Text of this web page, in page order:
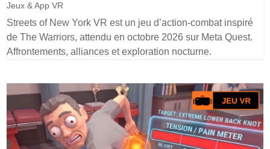
Jeux & App VR
Streets of New York VR est un jeu d’action-combat inspiré
de The Warriors, attendu en octobre 2026 sur Meta Quest.
Affrontements, alliances et exploration nocturne.